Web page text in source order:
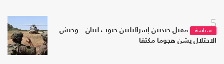
5
سياسة
مقتل جنديين إسرائيليين جنوب لبنان.. وجيش
الاحتلال يشن هجوما مكثفا